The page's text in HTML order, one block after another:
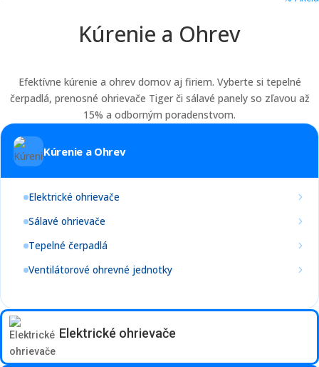
Kúrenie a Ohrev
Efektívne kúrenie a ohrev domov aj firiem. Vyberte si tepelné
čerpadlá, prenosné ohrievače Tiger či sálavé panely so zľavou až
15% a odborným poradenstvom.
Kúrenie a Ohrev
Elektrické ohrievače
Sálavé ohrievače
Tepelné čerpadlá
Ventilátorové ohrevné jednotky
Elektrické ohrievače